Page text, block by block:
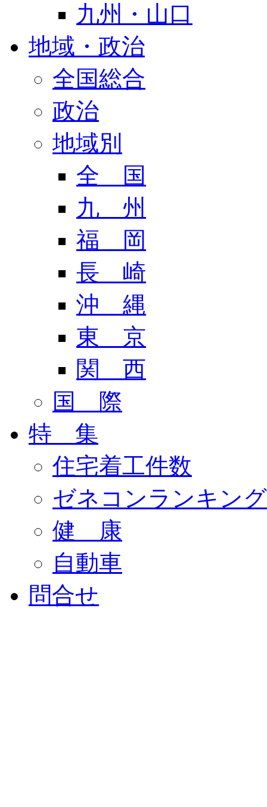
九州・山口
地域・政治
全国総合
政治
地域別
全 国
九 州
福 岡
長 崎
沖 縄
東 京
関 西
国 際
特 集
住宅着工件数
ゼネコンランキング
健 康
自動車
問合せ